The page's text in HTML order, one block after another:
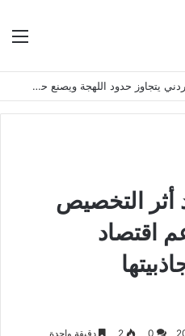
العنوان عبدالله هاديه .. صوت أردني يتجاوز حدود اللهجة ويصنع حضوره الخاص
التخصيص
اقتصاد
0
2 دقيقة واحدة